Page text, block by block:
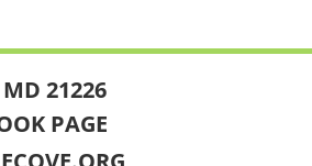
21226
PAGE